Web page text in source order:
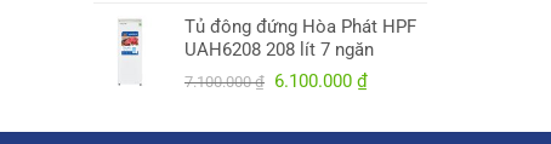
là:
4.900.000 ₫.
tại
là:
3.750.000 ₫.
Tủ đông đứng Hòa Phát HPF
UAH6208 208 lít 7 ngăn
7.100.000₫ Giá
là:
6.100.000 ₫Giá
tại